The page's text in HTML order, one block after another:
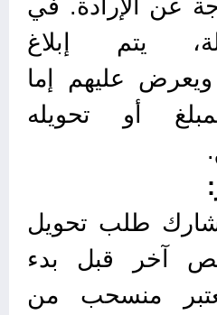
عن الإرادة. في
يتم إبلاغ
ويعرض عليهم إما
أو تحويله
طلب تحويل
آخر قبل بدء
منسحب من